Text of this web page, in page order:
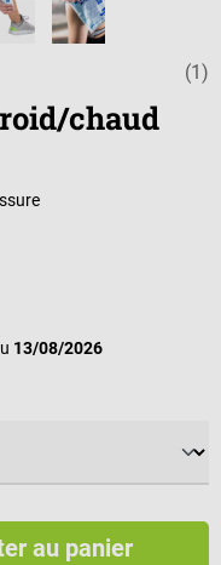
Note (1)
chaud
13/08/2026
au panier